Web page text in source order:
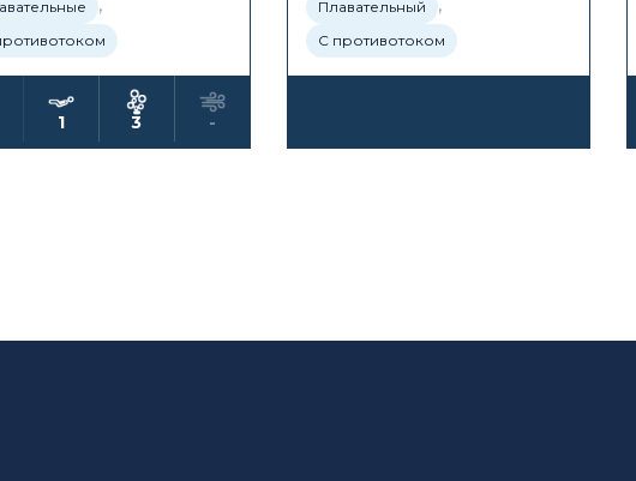
1 3 -
Плавательный
С противотоком